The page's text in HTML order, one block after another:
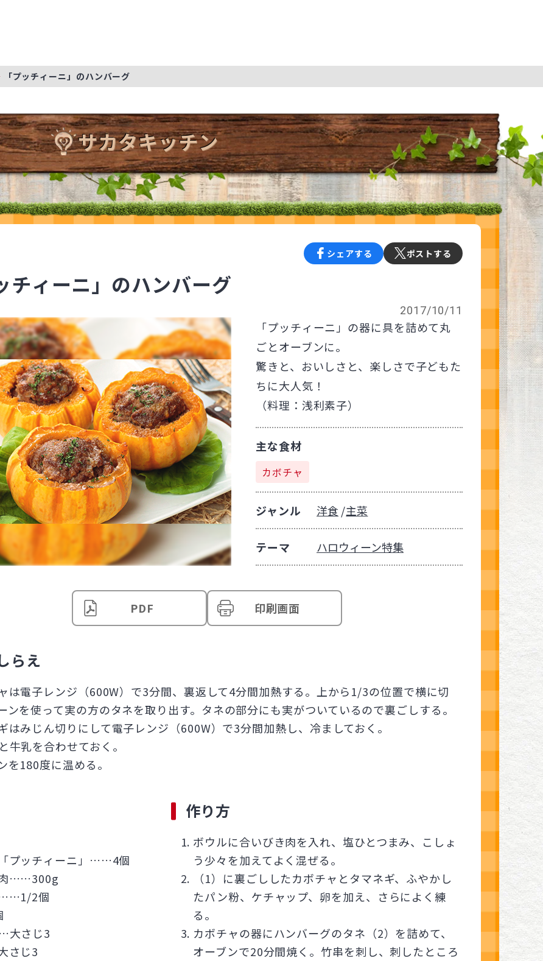
「プッチィーニ」のハンバーグ
サカタキッチン
シェアする ポストする
チィーニ」のハンバーグ
2017/10/11
「プッチィーニ」の器に具を詰めて丸
ごとオーブンに。
驚きと、おいしさと、楽しさで子どもた
ちに大人気！
（料理：浅利素子）
主な食材
カボチャ
ジャンル 洋食 主菜
テーマ ハロウィーン特集
PDF 印刷画面
らえ
は電子レンジ（600W）で3分間、裏返して4分間加熱する。上から1/3の位置で横に切
ンを使って実の方のタネを取り出す。タネの部分にも実がついているので裏ごしする。
みじん切りにして電子レンジ（600W）で3分間加熱し、冷ましておく。
乳を合わせておく。
180度に温める。
プッチィーニ」……4個
……300g
……1/2個
大さじ3
さじ3
作り方
ボウルに合いびき肉を入れ、塩ひとつまみ、こしょ
う少々を加えてよく混ぜる。
（1）に裏ごししたカボチャとタマネギ、ふやかし
たパン粉、ケチャップ、卵を加え、さらによく練
る。
カボチャの器にハンバーグのタネ（2）を詰めて、
オーブンで20分間焼く。竹串を刺し、刺したところ